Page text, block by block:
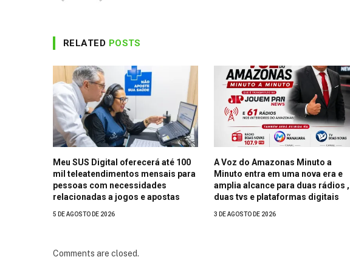
RELATED POSTS
Meu SUS Digital oferecerá até 100
mil teleatendimentos mensais para
pessoas com necessidades
relacionadas a jogos e apostas
5 DE AGOSTO DE 2026
A Voz do Amazonas Minuto a
Minuto entra em uma nova era e
amplia alcance para duas rádios ,
duas tvs e plataformas digitais
3 DE AGOSTO DE 2026
Comments are closed.